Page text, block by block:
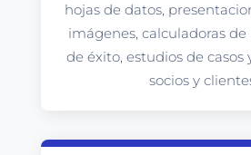
hojas de datos,
imágenes, calculadoras de
de éxito, estudios de casos
socios y